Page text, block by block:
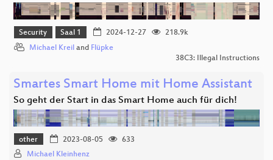
Security Saal 1 2024-12-27
218.9k
Michael Kreil and Flüpke
38C3: Illegal Instructions
Smartes Smart Home mit Home Assistant
So geht der Start in das Smart Home auch für dich!
other 2023-08-05
633
Michael Kleinhenz